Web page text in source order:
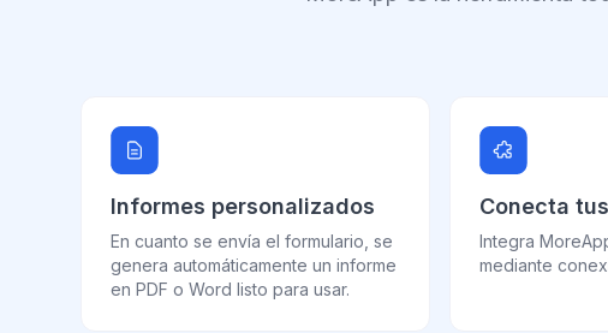
Informes personalizados
En cuanto se envía el formulario, se
genera automáticamente un informe
en PDF o Word listo para usar.
Conecta
Integra
mediante